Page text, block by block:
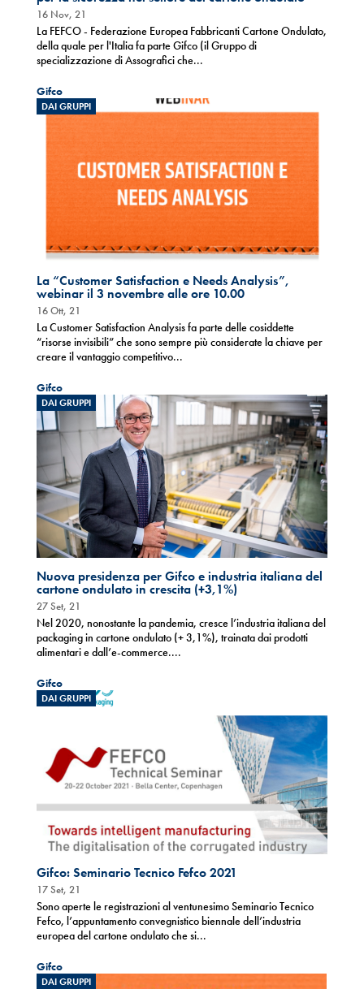
16 Nov, 21
La FEFCO - Federazione Europea Fabbricanti Cartone Ondulato,
della quale per l'Italia fa parte Gifco (il Gruppo di
specializzazione di Assografici che...
Gifco
DAI GRUPPI
La “Customer Satisfaction e Needs Analysis”,
webinar il 3 novembre alle ore 10.00
16 Ott, 21
La Customer Satisfaction Analysis fa parte delle cosiddette
“risorse invisibili” che sono sempre più considerate la chiave per
creare il vantaggio competitivo...
Gifco
DAI GRUPPI
Nuova presidenza per Gifco e industria italiana del
cartone ondulato in crescita (+3,1%)
27 Set, 21
Nel 2020, nonostante la pandemia, cresce l’industria italiana del
packaging in cartone ondulato (+ 3,1%), trainata dai prodotti
alimentari e dall’e-commerce....
Gifco
DAI GRUPPI
Gifco: Seminario Tecnico Fefco 2021
17 Set, 21
Sono aperte le registrazioni al ventunesimo Seminario Tecnico
Fefco, l’appuntamento convegnistico biennale dell’industria
europea del cartone ondulato che si...
Gifco
DAI GRUPPI